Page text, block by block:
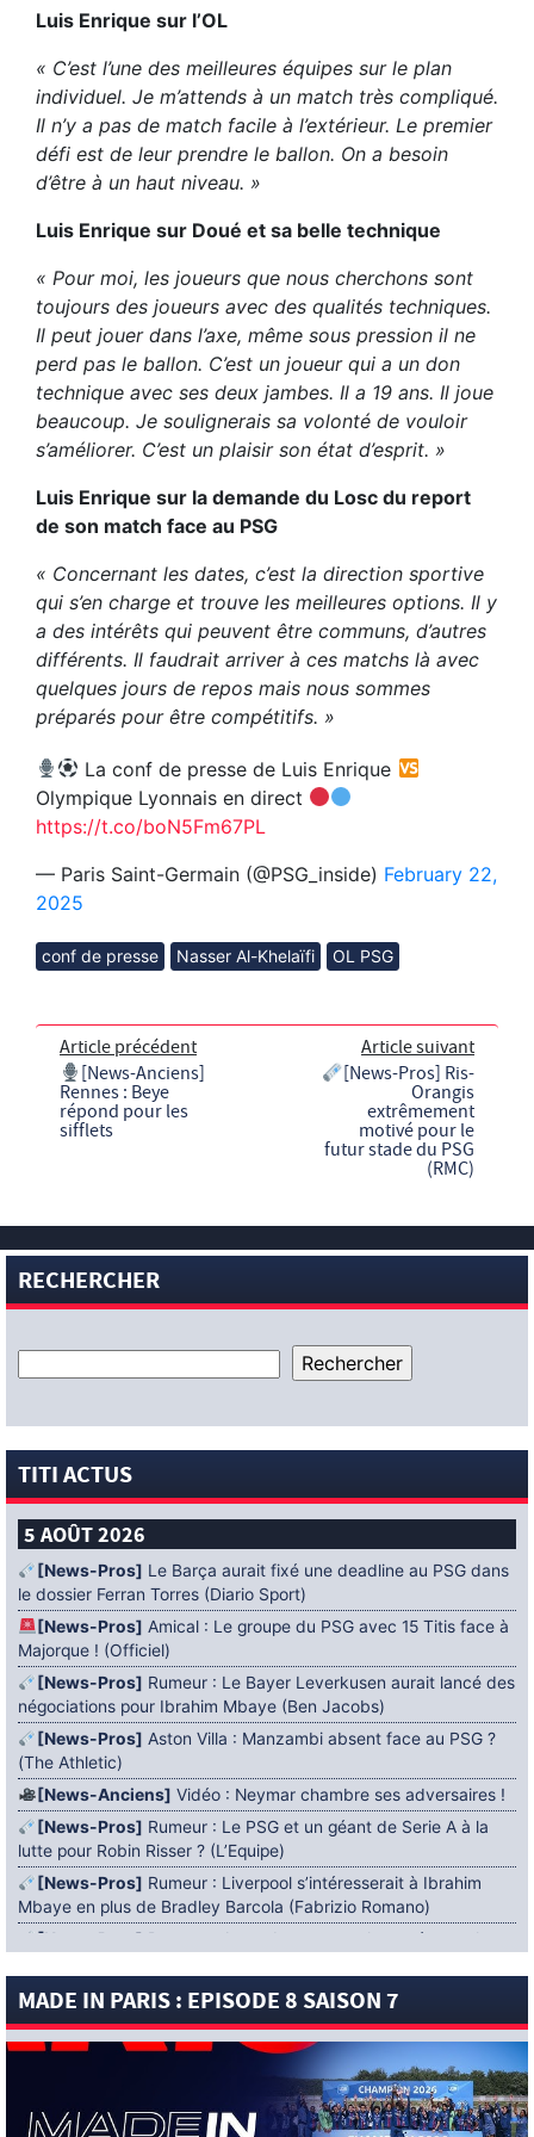
Luis Enrique sur l’OL
« C’est l’une des meilleures équipes sur le plan
individuel. Je m’attends à un match très compliqué.
Il n’y a pas de match facile à l’extérieur. Le premier
défi est de leur prendre le ballon. On a besoin
d’être à un haut niveau. »
Luis Enrique sur Doué et sa belle technique
« Pour moi, les joueurs que nous cherchons sont
toujours des joueurs avec des qualités techniques.
Il peut jouer dans l’axe, même sous pression il ne
perd pas le ballon. C’est un joueur qui a un don
technique avec ses deux jambes. Il a 19 ans. Il joue
beaucoup. Je soulignerais sa volonté de vouloir
s’améliorer. C’est un plaisir son état d’esprit. »
Luis Enrique sur la demande du Losc du report
de son match face au PSG
« Concernant les dates, c’est la direction sportive
qui s’en charge et trouve les meilleures options. Il y
a des intérêts qui peuvent être communs, d’autres
différents. Il faudrait arriver à ces matchs là avec
quelques jours de repos mais nous sommes
préparés pour être compétitifs. »
La conf de presse de Luis Enrique
Olympique Lyonnais en direct
https://t.co/boN5Fm67PL
— Paris Saint-Germain (@PSG_inside) February 22,
2025
conf de presse Nasser Al-Khelaïfi OL PSG
Article précédent
[News-Anciens]
Rennes : Beye
répond pour les
sifflets
Article suivant
[News-Pros] Ris-
Orangis
extrêmement
motivé pour le
futur stade du PSG
(RMC)
RECHERCHER
TITI ACTUS
5 AOÛT 2026
[News-Pros] Le Barça aurait fixé une deadline au PSG dans
le dossier Ferran Torres (Diario Sport)
[News-Pros] Amical : Le groupe du PSG avec 15 Titis face à
Majorque ! (Officiel)
[News-Pros] Rumeur : Le Bayer Leverkusen aurait lancé des
négociations pour Ibrahim Mbaye (Ben Jacobs)
[News-Pros] Aston Villa : Manzambi absent face au PSG ?
(The Athletic)
[News-Anciens] Vidéo : Neymar chambre ses adversaires !
[News-Pros] Rumeur : Le PSG et un géant de Serie A à la
lutte pour Robin Risser ? (L’Equipe)
[News-Pros] Rumeur : Liverpool s’intéresserait à Ibrahim
Mbaye en plus de Bradley Barcola (Fabrizio Romano)
[News-Pros]
Rumeur : Accord contractuel trouvé entre le
[News-Pros]Rumeur : Le PSG aurait lancé un ultimatum
4 AOÛT 2026
Mercato : Khalil Ayari prêté à Dunkerque
(Officiel)
MADE IN PARIS : EPISODE 8 SAISON 7